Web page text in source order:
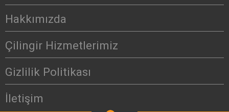
Hakkımızda
Çilingir Hizmetlerimiz
Gizlilik Politikası
İletişim